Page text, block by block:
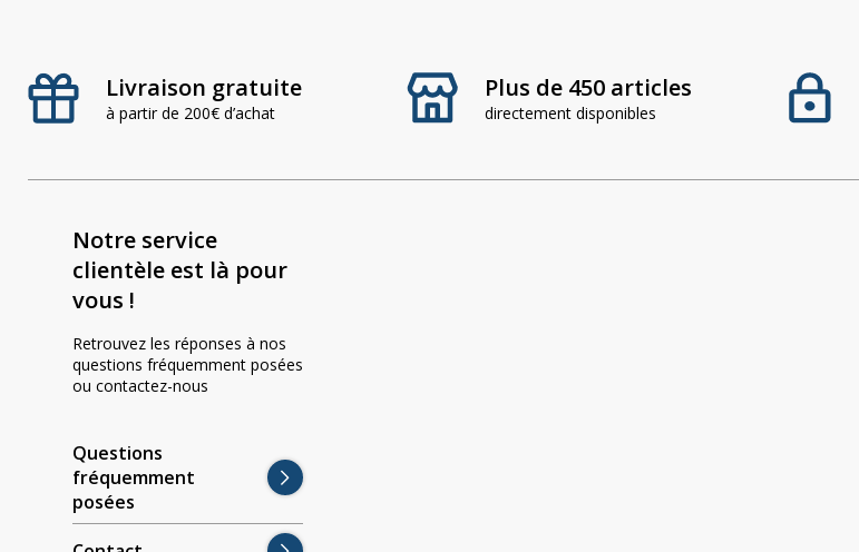
Livraison gratuite
à partir de 200€ d’achat
Plus de 450 articles
directement disponibles
Notre service
clientèle est là pour
vous !
Retrouvez les réponses à nos
questions fréquemment posées
ou contactez-nous
Questions
fréquemment
posées